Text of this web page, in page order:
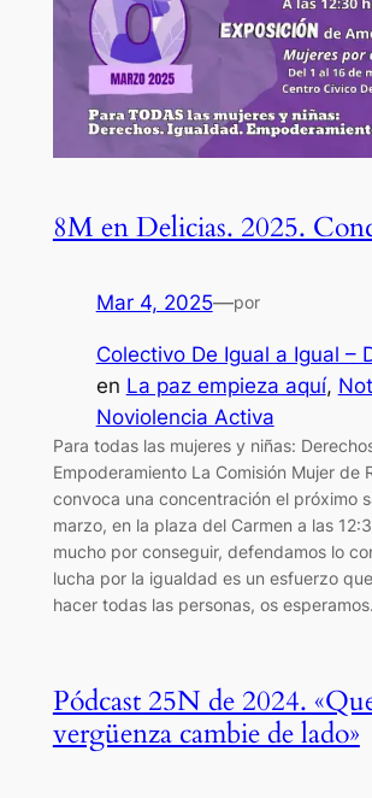
8M en Delicias. 2025.
Mar 4, 2025—por
Colectivo De Igual a Igual –
en La paz empieza aquí,
Noviolencia Activa
Para todas las mujeres y niñas:
Empoderamiento La Comisión Mujer de
convoca una concentración el próximo
marzo, en la plaza del Carmen a las
mucho por conseguir, defendamos lo
lucha por la igualdad es un esfuerzo
hacer todas las personas, os
Pódcast 25N de 2024.
vergüenza cambie de lado»